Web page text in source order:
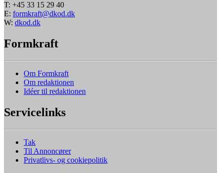
T: +45 33 15 29 40
E: formkraft@dkod.dk
W: dkod.dk
Formkraft
Om Formkraft
Om redaktionen
Idéer til redaktionen
Servicelinks
Tak
Til Annoncører
Privatlivs- og cookiepolitik